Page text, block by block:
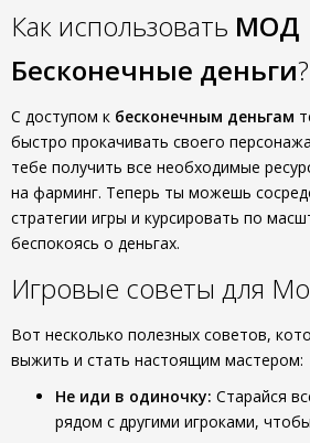
Как использовать МОД
Бесконечные деньги?
С доступом к бесконечным деньгам
быстро прокачивать своего
тебе получить все необходимые
на фарминг. Теперь ты можешь
стратегии игры и курсировать по
беспокоясь о деньгах.
Игровые советы для
Вот несколько полезных советов,
выжить и стать настоящим мастером:
Не иди в одиночку: Старайся
рядом с другими игроками,